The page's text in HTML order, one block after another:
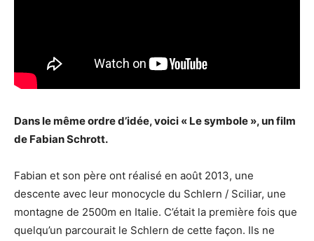
Dans le même ordre d’idée, voici « Le symbole », un film
de Fabian Schrott.
Fabian et son père ont réalisé en août 2013, une
descente avec leur monocycle du Schlern / Sciliar, une
montagne de 2500m en Italie. C’était la première fois que
quelqu’un parcourait le Schlern de cette façon. Ils ne